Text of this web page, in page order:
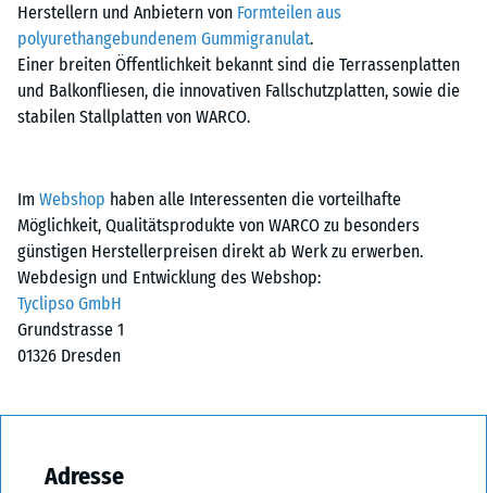
Herstellern und Anbietern von Formteilen aus
polyurethangebundenem Gummigranulat.
Einer breiten Öffentlichkeit bekannt sind die Terrassenplatten
und Balkonfliesen, die innovativen Fallschutzplatten, sowie die
stabilen Stallplatten von WARCO.
Im Webshop haben alle Interessenten die vorteilhafte
Möglichkeit, Qualitätsprodukte von WARCO zu besonders
günstigen Herstellerpreisen direkt ab Werk zu erwerben.
Webdesign und Entwicklung des Webshop:
Tyclipso GmbH
Grundstrasse 1
01326 Dresden
Adresse